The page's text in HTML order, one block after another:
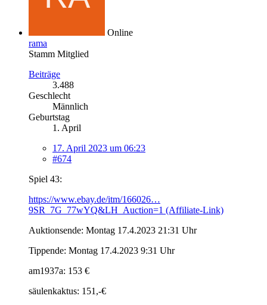
Online
rama
Stamm Mitglied
Beiträge
3.488
Geschlecht
Männlich
Geburtstag
1. April
17. April 2023 um 06:23
#674
Spiel 43:
https://www.ebay.de/itm/166026…
9SR_7G_77wYQ&LH_Auction=1 (Affiliate-Link)
Auktionsende: Montag 17.4.2023 21:31 Uhr
Tippende: Montag 17.4.2023 9:31 Uhr
am1937a: 153 €
säulenkaktus: 151,-€